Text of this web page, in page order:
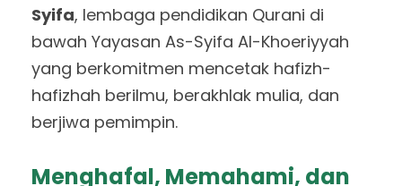
Syifa, lembaga pendidikan Qurani di
bawah Yayasan As-Syifa Al-Khoeriyyah
yang berkomitmen mencetak hafizh-
hafizhah berilmu, berakhlak mulia, dan
berjiwa pemimpin.
Menghafal, Memahami, dan